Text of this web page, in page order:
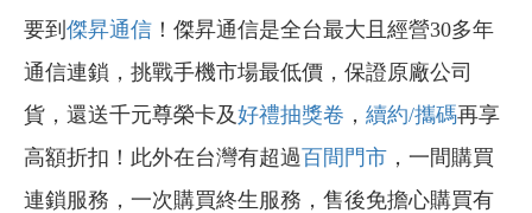
要到 傑昇通信 ！傑昇通信是全台最大且經營30多年
通信連鎖，挑戰手機市場最低價，保證原廠公司
貨，還送千元尊榮卡及好禮抽獎卷 ， 續約/攜碼再享
高額折扣！此外在台灣有超過百間門市 ，一間購買
連鎖服務，一次購買終生服務，售後免擔心購買有